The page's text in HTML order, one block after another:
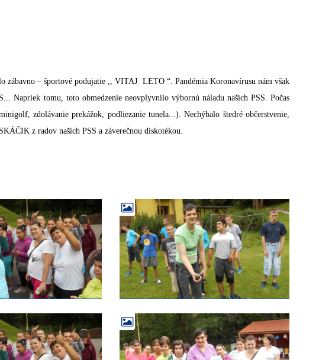
– športové podujatie ,, VITAJ LETO “. Pandémia Koronavírusu nám však
Napriek tomu, toto obmedzenie neovplyvnilo výbornú náladu našich PSS. Počas
zdolávanie prekážok, podliezanie tunela...). Nechýbalo štedré občerstvenie,
z radov našich PSS a záverečnou diskotékou.